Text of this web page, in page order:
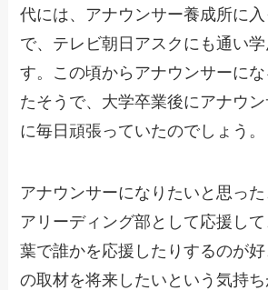
代には、アナウンサー養成所に入
で、テレビ朝日アスクにも通い
す。この頃からアナウンサーに
たそうで、大学卒業後にアナウ
に毎日頑張っていたのでしょう。
アナウンサーになりたいと思っ
アリーディング部として応援し
葉で誰かを応援したりするのが
の取材を将来したいという気持